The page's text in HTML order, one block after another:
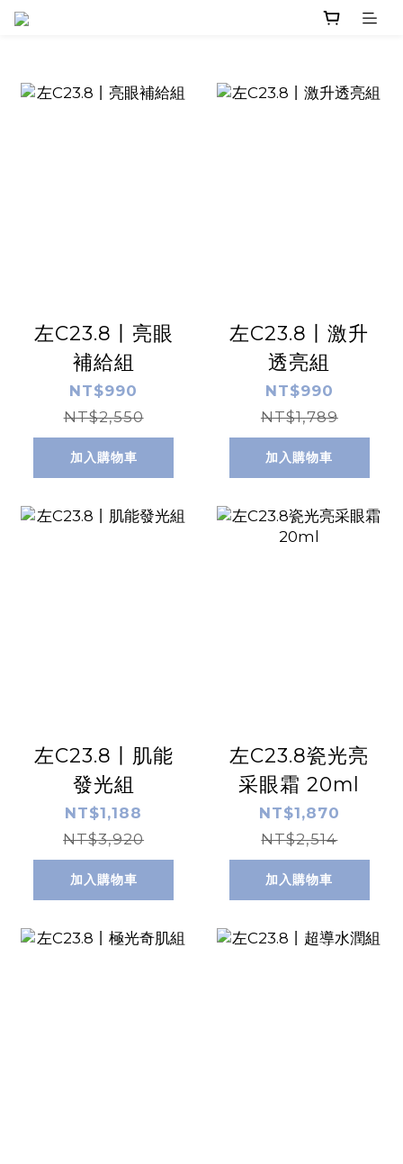
左C23.8丨亮眼
補給組
NT$990
NT$2,550
加入購物車
左C23.8丨激升
透亮組
NT$990
NT$1,789
加入購物車
左C23.8丨肌能
發光組
NT$1,188
NT$3,920
加入購物車
左C23.8瓷光亮
采眼霜 20ml
NT$1,870
NT$2,514
加入購物車